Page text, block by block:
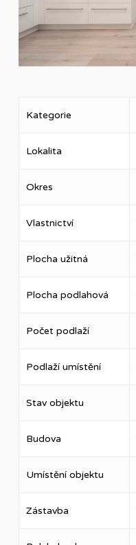
Kategorie
Lokalita
Okres
Vlastnictví
Plocha užitná
Plocha podlahová
Počet podlaží
Podlaží umístění
Stav objektu
Budova
Umístění objektu
Zástavba